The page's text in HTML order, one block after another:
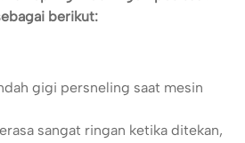
berikut:
gigi persneling saat mesin
sangat ringan ketika ditekan,